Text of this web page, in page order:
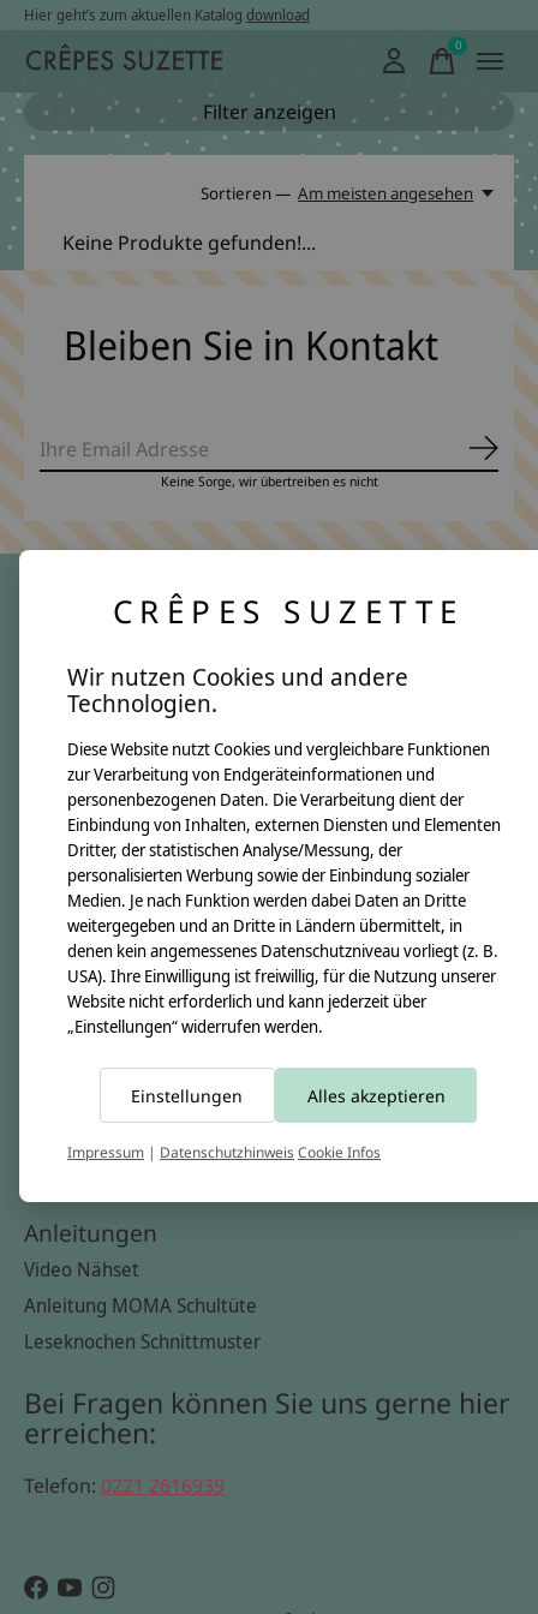
Hier geht’s zum aktuellen Katalog download
0items
Filter anzeigen
Sortieren — Am meisten angesehen
Keine Produkte gefunden!...
Bleiben Sie in Kontakt
Keine Sorge, wir übertreiben es nicht
Über uns
Unsere Creppies
Nähkästchen
Unsere Stoffe
Impressum
Informationen
Kontakt
Versandkosten & Rücksendungen
Zahlungsarten
Widerrufsbelehrung
Anleitungen
Video Nähset
Anleitung MOMA Schultüte
Leseknochen Schnittmuster
Bei Fragen können Sie uns gerne hier
erreichen:
Telefon: 0221 2616939
CRÊPES SUZETTE
Wir nutzen Cookies und andere
Technologien.
Diese Website nutzt Cookies und vergleichbare Funktionen
zur Verarbeitung von Endgeräteinformationen und
personenbezogenen Daten. Die Verarbeitung dient der
Einbindung von Inhalten, externen Diensten und Elementen
Dritter, der statistischen Analyse/Messung, der
personalisierten Werbung sowie der Einbindung sozialer
Medien. Je nach Funktion werden dabei Daten an Dritte
weitergegeben und an Dritte in Ländern übermittelt, in
denen kein angemessenes Datenschutzniveau vorliegt (z. B.
USA). Ihre Einwilligung ist freiwillig, für die Nutzung unserer
Website nicht erforderlich und kann jederzeit über
„Einstellungen“ widerrufen werden.
Einstellungen Alles akzeptieren
Impressum | DatenschutzhinweisCookie Infos